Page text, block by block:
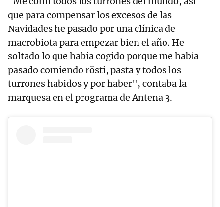
que para compensar los excesos de las
Navidades he pasado por una clínica de
macrobiota para empezar bien el año. He
soltado lo que había cogido porque me había
pasado comiendo rösti, pasta y todos los
turrones habidos y por haber", contaba la
marquesa en el programa de Antena 3.